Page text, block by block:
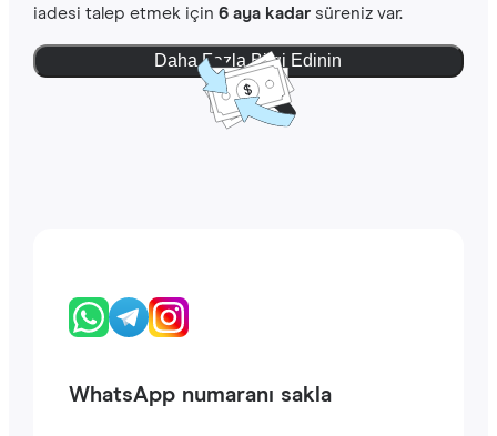
iadesi talep etmek için 6 aya kadarsüreniz var.
Daha Fazla Bilgi Edinin
WhatsApp numaranı sakla